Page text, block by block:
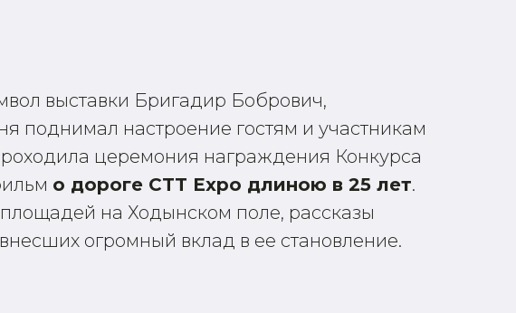
выставки Бригадир Бобрович,
поднимал настроение гостям и участникам
церемония награждения Конкурса
о дороге CTT Expo длиною в 25 лет.
на Ходынском поле, рассказы
огромный вклад в ее становление.